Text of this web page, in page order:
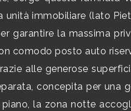
immobiliare (lato
garantire la massima
comodo posto auto
alle generose
concepita per una
la zona notte